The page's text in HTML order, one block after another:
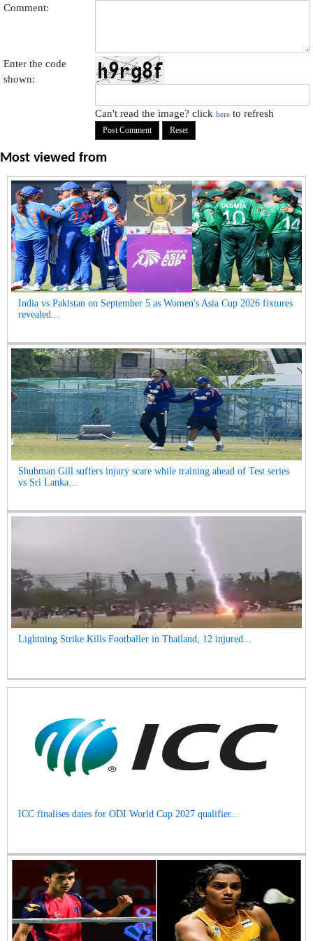
Comment:
Enter the code
shown:
Can't read the image? clickhere to refresh
Most viewed from
India vs Pakistan on September 5 as Women's Asia Cup 2026 fixtures
revealed...
Shubman Gill suffers injury scare while training ahead of Test series
vs Sri Lanka...
Lightning Strike Kills Footballer in Thailand, 12 injured...
ICC finalises dates for ODI World Cup 2027 qualifier...